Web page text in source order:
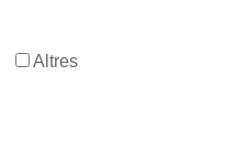
Altres